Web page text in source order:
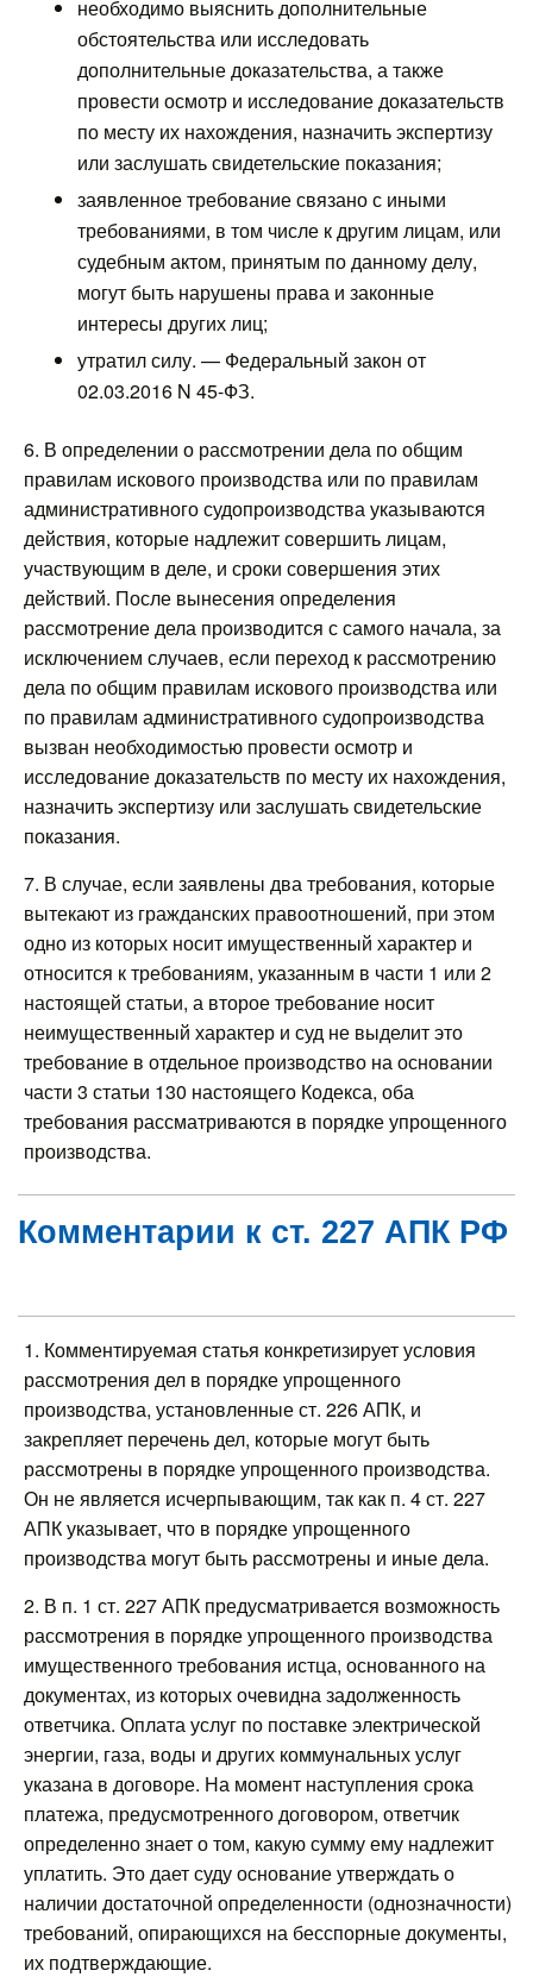
необходимо выяснить дополнительные
обстоятельства или исследовать
дополнительные доказательства, а также
провести осмотр и исследование доказательств
по месту их нахождения, назначить экспертизу
или заслушать свидетельские показания;
заявленное требование связано с иными
требованиями, в том числе к другим лицам, или
судебным актом, принятым по данному делу,
могут быть нарушены права и законные
интересы других лиц;
утратил силу. — Федеральный закон от
02.03.2016 N 45-ФЗ.
6. В определении о рассмотрении дела по общим
правилам искового производства или по правилам
административного судопроизводства указываются
действия, которые надлежит совершить лицам,
участвующим в деле, и сроки совершения этих
действий. После вынесения определения
рассмотрение дела производится с самого начала, за
исключением случаев, если переход к рассмотрению
дела по общим правилам искового производства или
по правилам административного судопроизводства
вызван необходимостью провести осмотр и
исследование доказательств по месту их нахождения,
назначить экспертизу или заслушать свидетельские
показания.
7. В случае, если заявлены два требования, которые
вытекают из гражданских правоотношений, при этом
одно из которых носит имущественный характер и
относится к требованиям, указанным в части 1 или 2
настоящей статьи, а второе требование носит
неимущественный характер и суд не выделит это
требование в отдельное производство на основании
части 3 статьи 130 настоящего Кодекса, оба
требования рассматриваются в порядке упрощенного
производства.
Комментарии к ст. 227 АПК РФ
1. Комментируемая статья конкретизирует условия
рассмотрения дел в порядке упрощенного
производства, установленные ст. 226 АПК, и
закрепляет перечень дел, которые могут быть
рассмотрены в порядке упрощенного производства.
Он не является исчерпывающим, так как п. 4 ст. 227
АПК указывает, что в порядке упрощенного
производства могут быть рассмотрены и иные дела.
2. В п. 1 ст. 227 АПК предусматривается возможность
рассмотрения в порядке упрощенного производства
имущественного требования истца, основанного на
документах, из которых очевидна задолженность
ответчика. Оплата услуг по поставке электрической
энергии, газа, воды и других коммунальных услуг
указана в договоре. На момент наступления срока
платежа, предусмотренного договором, ответчик
определенно знает о том, какую сумму ему надлежит
уплатить. Это дает суду основание утверждать о
наличии достаточной определенности (однозначности)
требований, опирающихся на бесспорные документы,
их подтверждающие.